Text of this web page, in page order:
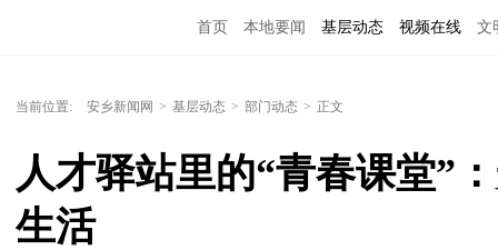
首页 本地要闻 基层动态 视频在线 文
当前位置: 安乡新闻网 > 基层动态 > 部门动态 > 正文
人才驿站里的“青春课堂”
生活